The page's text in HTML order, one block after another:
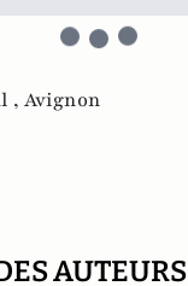
, Avignon
AUTEURS